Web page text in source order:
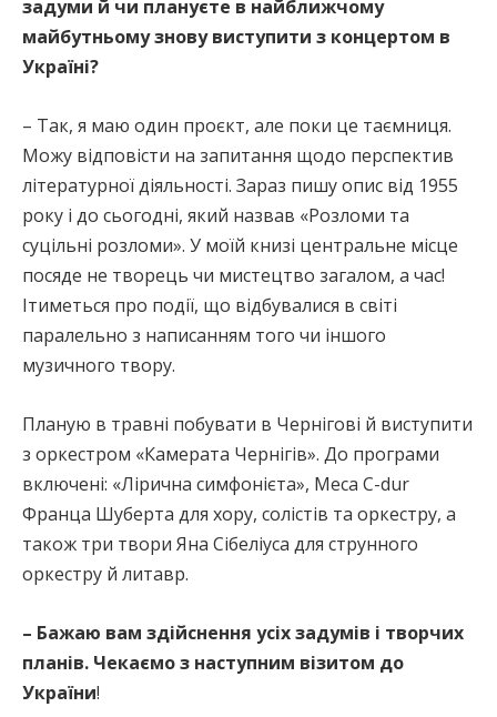
задуми й чи плануєте в найближчому
майбутньому знову виступити з концертом в
Україні?
– Так, я маю один проєкт, але поки це таємниця.
Можу відповісти на запитання щодо перспектив
літературної діяльності. Зараз пишу опис від 1955
року і до сьогодні, який назвав «Розломи та
суцільні розломи». У моїй книзі центральне місце
посяде не творець чи мистецтво загалом, а час!
Ітиметься про події, що відбувалися в світі
паралельно з написанням того чи іншого
музичного твору.
Планую в травні побувати в Чернігові й виступити
з оркестром «Камерата Чернігів». До програми
включені: «Лірична симфонієта», Меса C-dur
Франца Шуберта для хору, солістів та оркестру, а
також три твори Яна Сібеліуса для струнного
оркестру й литавр.
– Бажаю вам здійснення усіх задумів і творчих
планів. Чекаємо з наступним візитом до
України!